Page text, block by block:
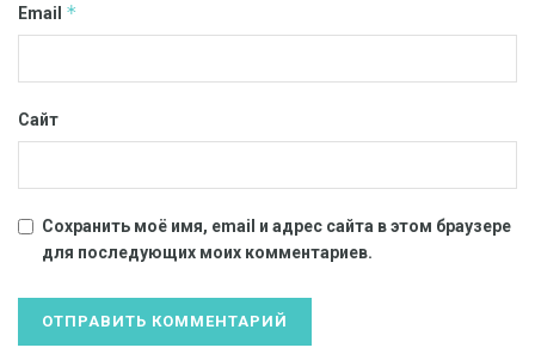
Email *
Сайт
Сохранить моё имя, email и адрес сайта в этом браузере
для последующих моих комментариев.